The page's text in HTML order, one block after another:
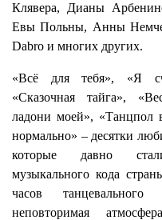
Клявера, Дианы
Евы Польны, Анны
Dabro и многих других.
«Всё для тебя», «Я
«Сказочная тайга»,
ладони моей», «Танцпол
нормально» – десятки
которые давно
музыкального кода
часов
неповторимая